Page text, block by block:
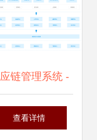
链管理系统 -
智能化赋能高
查看详情